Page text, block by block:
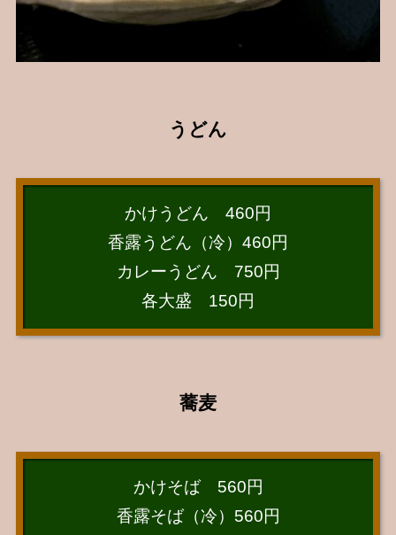
うどん
かけうどん 460円
香露うどん（冷）460円
カレーうどん 750円
各大盛 150円
蕎麦
かけそば 560円
香露そば（冷）560円